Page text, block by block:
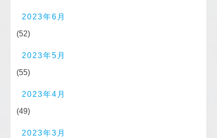
2023年6月
(52)
2023年5月
(55)
2023年4月
(49)
2023年3月